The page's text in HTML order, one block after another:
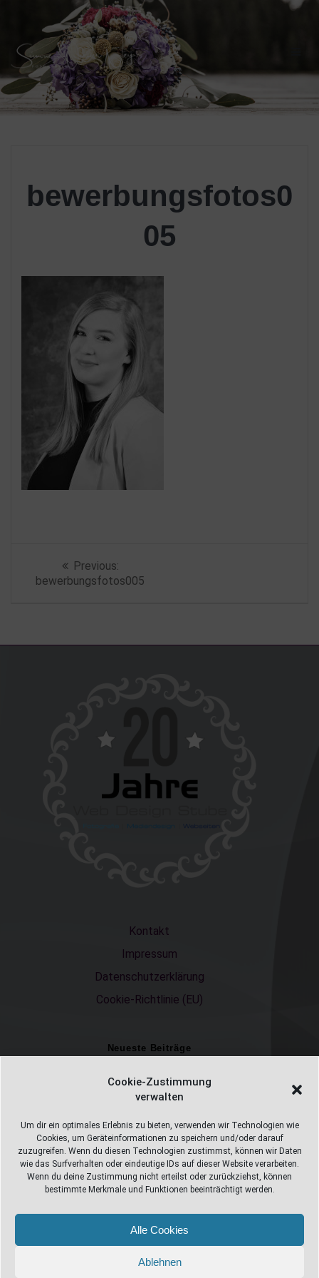
Cookie-Zustimmung
verwalten
Um dir ein optimales Erlebnis zu bieten, verwenden wir Technologien wie
Cookies, um Geräteinformationen zu speichern und/oder darauf
zuzugreifen. Wenn du diesen Technologien zustimmst, können wir Daten
wie das Surfverhalten oder eindeutige IDs auf dieser Website verarbeiten.
Wenn du deine Zustimmung nicht erteilst oder zurückziehst, können
bestimmte Merkmale und Funktionen beeinträchtigt werden.
Alle Cookies
Ablehnen
Skip
to
content
bewerbungsfotos0
05
Beitragsnavigation
Previous:Previous
post:
bewerbungsfotos005
Kontakt
Impressum
Datenschutzerklärung
Cookie-Richtlinie (EU)
Neueste Beiträge
Einschulungsfotos 2026 – ein unvergesslicher Moment
Fotostudio in Fichtelberg
Alles Pizza oder was ;-)
Überweisungen
Weihnachtsfotoshooting 2026
Web Design Stube 95686 Fichtelberg
Bayreuther Straße 10